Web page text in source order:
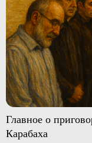
Главное о
Карабаха